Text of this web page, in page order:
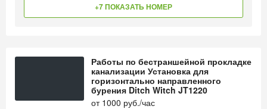
+7 ПОКАЗАТЬ НОМЕР
Работы по бестраншейной прокладке
канализации Установка для
горизонтально направленного
бурения Ditch Witch JT1220
от 1000 руб./час